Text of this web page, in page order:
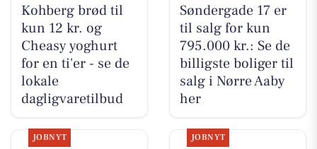
Kohberg brød til
kun 12 kr. og
Cheasy yoghurt
for en ti'er - se de
lokale
dagligvaretilbud
Søndergade 17 er
til salg for kun
795.000 kr.: Se de
billigste boliger til
salg i Nørre Aaby
her
JOBNYT JOBNYT